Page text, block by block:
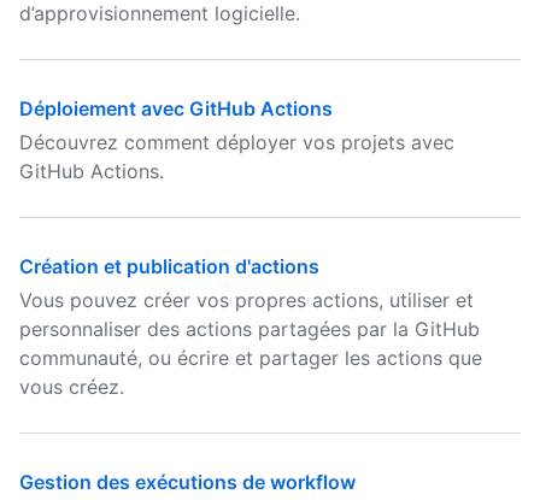
d’approvisionnement logicielle.
Déploiement avec GitHub Actions
Découvrez comment déployer vos projets avec
GitHub Actions.
Création et publication d'actions
Vous pouvez créer vos propres actions, utiliser et
personnaliser des actions partagées par la GitHub
communauté, ou écrire et partager les actions que
vous créez.
Gestion des exécutions de workflow